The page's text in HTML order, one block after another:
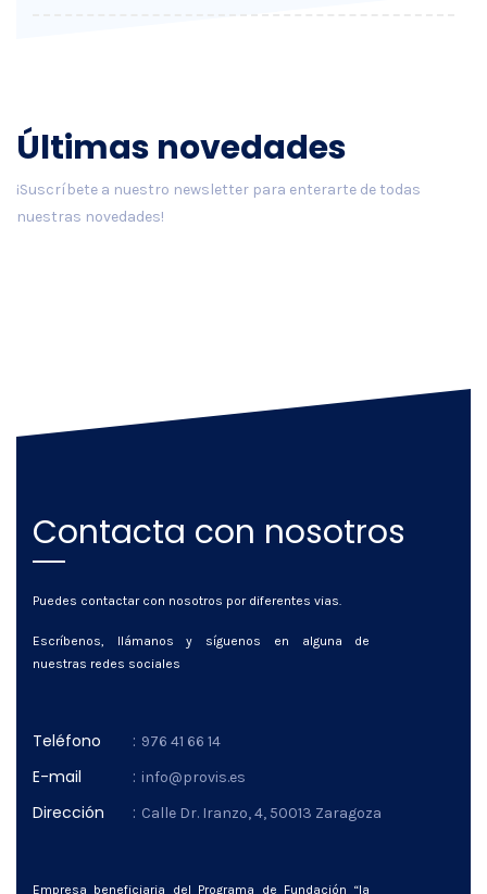
Últimas novedades
¡Suscríbete a nuestro newsletter para enterarte de todas
nuestras novedades!
Contacta con nosotros
Puedes contactar con nosotros por diferentes vias.
Escríbenos, llámanos y síguenos en alguna de
nuestras redes sociales
Teléfono : 976 41 66 14
E-mail : info@provis.es
Dirección : Calle Dr. Iranzo, 4, 50013 Zaragoza
Empresa beneficiaria del Programa de Fundación “la